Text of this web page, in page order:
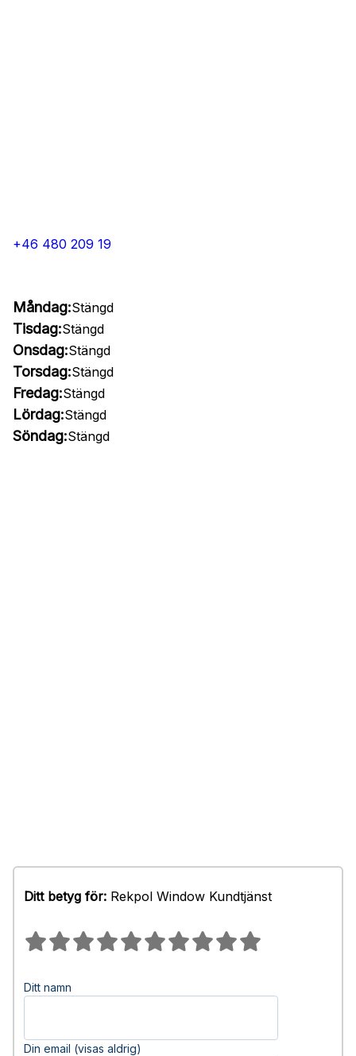
+46 480 209 19
Måndag:Stängd
Tisdag:Stängd
Onsdag:Stängd
Torsdag:Stängd
Fredag:Stängd
Lördag:Stängd
Söndag:Stängd
Ditt betyg för: Rekpol Window Kundtjänst
Ditt namn
Din email (visas aldrig)